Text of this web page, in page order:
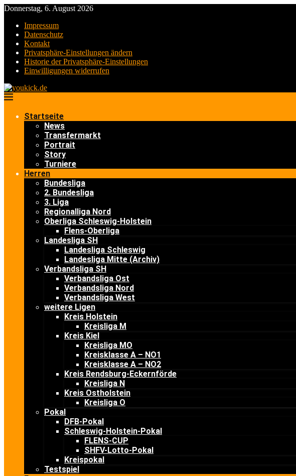
Donnerstag, 6. August 2026
Impressum
Datenschutz
Kontakt
Privatsphäre-Einstellungen ändern
Historie der Privatsphäre-Einstellungen
Einwilligungen widerrufen
Startseite
News
Transfermarkt
Portrait
Story
Turniere
Herren
Bundesliga
2. Bundesliga
3. Liga
Regionalliga Nord
Oberliga Schleswig-Holstein
Flens-Oberliga
Landesliga SH
Landesliga Schleswig
Landesliga Mitte (Archiv)
Verbandsliga SH
Verbandsliga Ost
Verbandsliga Nord
Verbandsliga West
weitere Ligen
Kreis Holstein
Kreisliga M
Kreis Kiel
Kreisliga MO
Kreisklasse A – NO1
Kreisklasse A – NO2
Kreis Rendsburg-Eckernförde
Kreisliga N
Kreis Ostholstein
Kreisliga O
Pokal
DFB-Pokal
Schleswig-Holstein-Pokal
FLENS-CUP
SHFV-Lotto-Pokal
Kreispokal
Testspiel